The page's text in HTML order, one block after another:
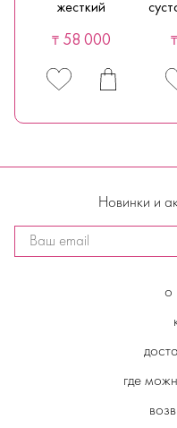
жесткий
₸ 58 000 ₸
Новинки и
о
где